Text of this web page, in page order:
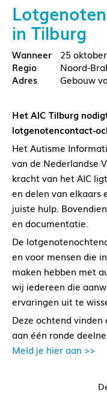
in Tilburg
25
Noord-
Gebouw
Het AIC Tilburg
lotgenotencontact-
Het Autisme
van de Nederlandse
kracht van het AIC
en delen van elkaars
juiste hulp.
en documentatie.
De
en voor mensen die
maken hebben met
wij iedereen die
ervaringen uit te
Deze ochtend
aan één ronde
Meld je hier aan >>